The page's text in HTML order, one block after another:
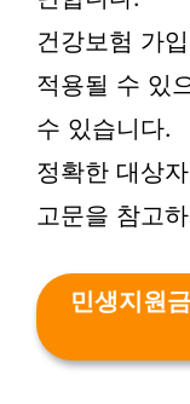
건강보험 가
적용될 수 있
수 있습니다.
정확한 대상
고문을 참고
민생지원